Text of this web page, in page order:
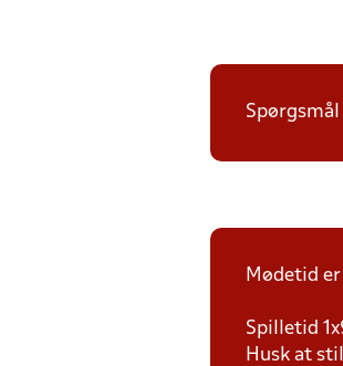
Mødetid
Spilletid
Husk at